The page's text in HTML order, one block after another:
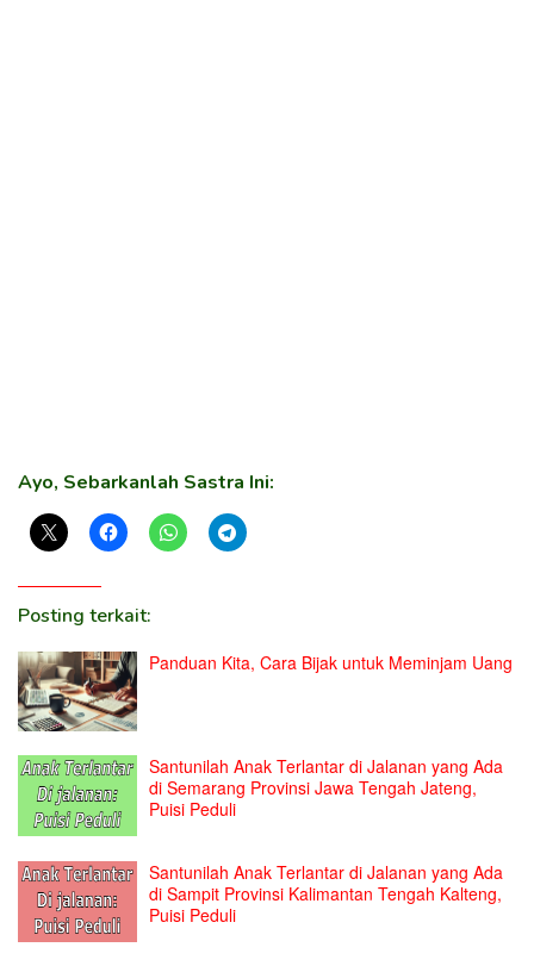
Ayo, Sebarkanlah Sastra Ini:
Posting terkait:
Panduan Kita, Cara Bijak untuk Meminjam Uang
Santunilah Anak Terlantar di Jalanan yang Ada
di Semarang Provinsi Jawa Tengah Jateng,
Puisi Peduli
Santunilah Anak Terlantar di Jalanan yang Ada
di Sampit Provinsi Kalimantan Tengah Kalteng,
Puisi Peduli